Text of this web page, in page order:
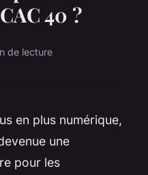
40 ?
de lecture
en plus numérique,
une
pour les